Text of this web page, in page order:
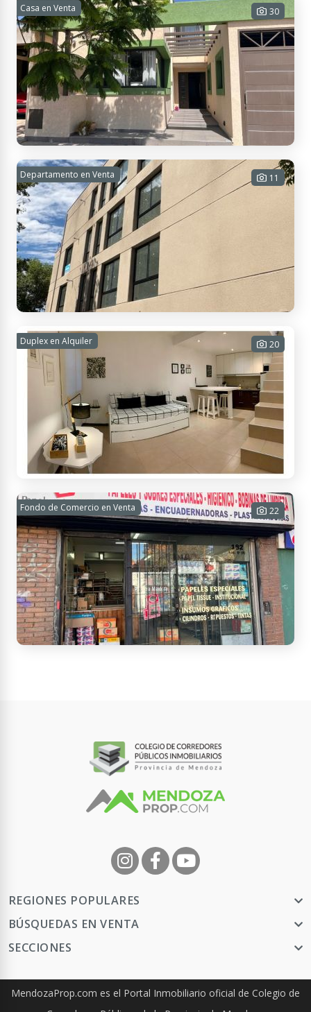
Casa en venta Ciudad de Mendoza
6 habitaciones - 5 baños - 1 cochera
- 198 m² Cub. - 362 m² Tot.
USD
335.000
APTO
Contactar
Casa en Venta 30
Almte. Brown, M5539 Las Heras, Mendoza, Argentina
Barrio Privado Vista Olivo
4 habitaciones - 2 baños - 2
cocheras - 220 m² Cub. - 300 m² Tot.
USD
230.000
APTO
CRÉDITO
Contactar
Departamento en Venta 11
Departamento de categoria Quinta seccion
2 habitaciones - 2 baños - 1 cochera
- 98 m² Cub. - 98 m² Tot.
USD
195.000
Contactar
Duplex en Alquiler 20
Almte. Brown 1554, M5501MLF Godoy Cruz, Mendoza, Argentina
Departamento 1 domitorio
1 habitación - 1 baño - 1 cochera - 51
m² Cub. - 51 m² Tot.
$ 700.000 Contactar
Fondo de Comercio en Venta 22
USD 19.000
REGIONES POPULARES
BÚSQUEDAS EN VENTA
SECCIONES
MendozaProp.com es el Portal Inmobiliario oficial de Colegio de